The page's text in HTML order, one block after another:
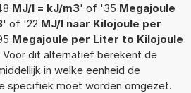
MJ/l = kJ/m3' of '35 Megajoule
' of '22 MJ/l naar Kilojoule per
Megajoule per Liter to Kilojoule
Voor dit alternatief berekent de
in welke eenheid de
specifiek moet worden omgezet.